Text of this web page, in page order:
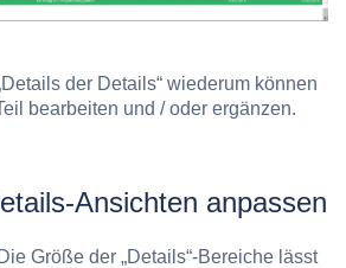
der Details“ wiederum können
bearbeiten und / oder ergänzen.
Ansichten anpassen
Die Größe der „Details“-Bereiche lässt